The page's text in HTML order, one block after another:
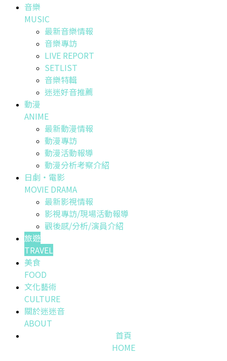
音樂
MUSIC
最新音樂情報
音樂專訪
LIVE REPORT
SETLIST
音樂特輯
迷迷好音推薦
動漫
ANIME
最新動漫情報
動漫專訪
動漫活動報導
動漫分析考察介紹
日劇・電影
MOVIE DRAMA
最新影視情報
影視專訪/現場活動報導
觀後感/分析/演員介紹
旅遊
TRAVEL
美食
FOOD
文化藝術
CULTURE
關於迷迷音
ABOUT
首頁
HOME